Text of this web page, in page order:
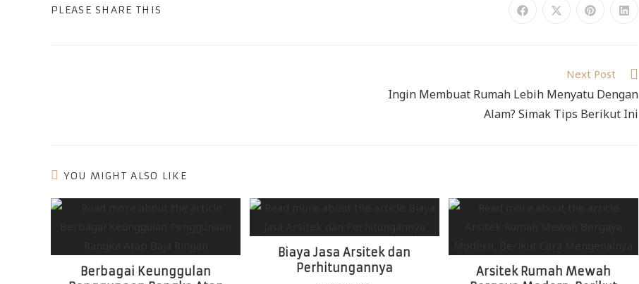
PLEASE SHARE THIS
Next Post
Ingin Membuat Rumah Lebih Menyatu Dengan
Alam? Simak Tips Berikut Ini
YOU MIGHT ALSO LIKE
Berbagai Keunggulan
Biaya Jasa Arsitek dan
Perhitungannya
Arsitek Rumah Mewah